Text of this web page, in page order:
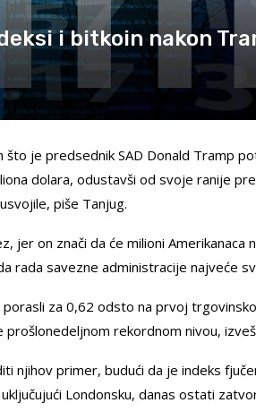
i bitkoin nakon
je predsednik SAD Donald Tramp
dolara, odustavši od svoje ranije
piše Tanjug.
jer on znači da će milioni Amerikanaca
rada savezne administracije najveće
porasli za 0,62 odsto na prvoj
prošlonedeljnom rekordnom nivou,
njihov primer, budući da je indeks
Londonsku, danas ostati